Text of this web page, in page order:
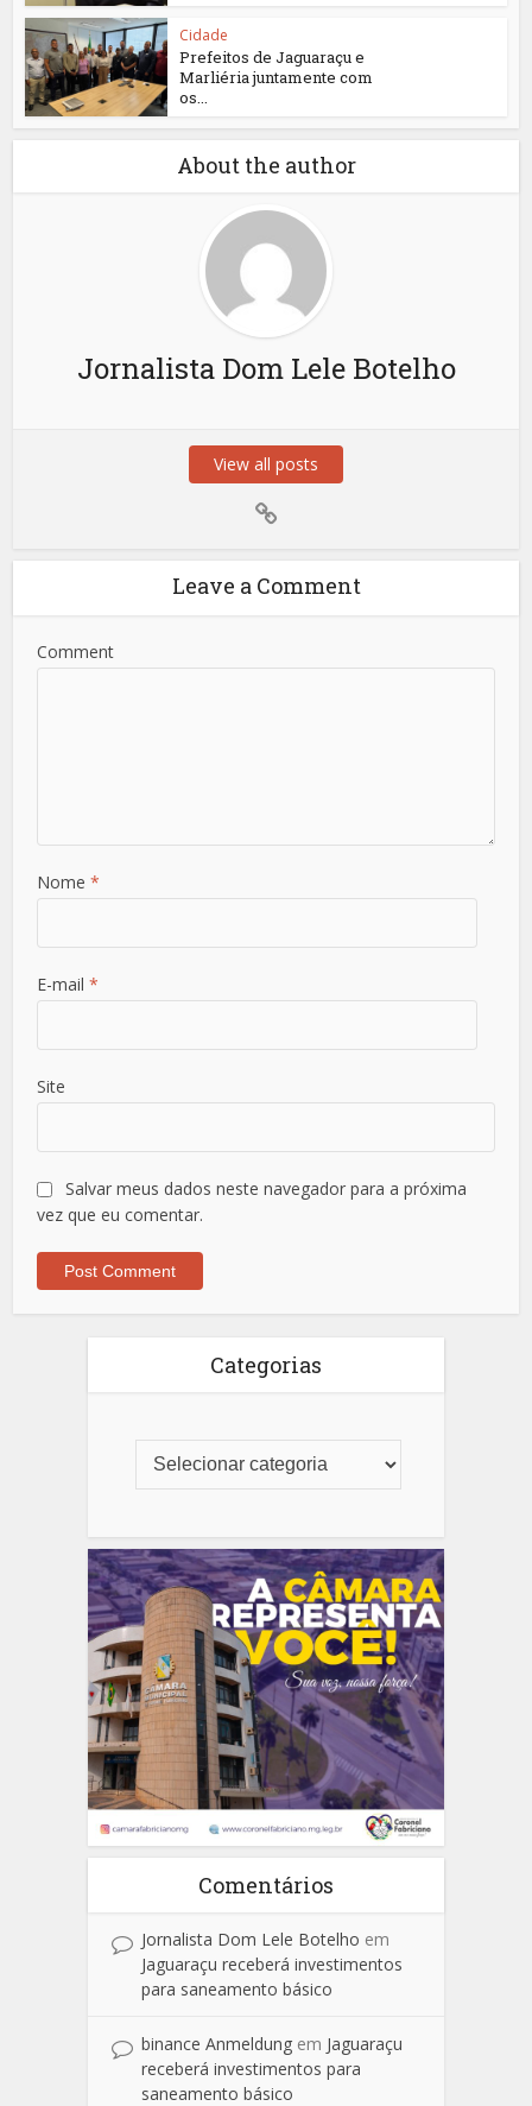
Cidade
Prefeitos de Jaguaraçu e
Marliéria juntamente com
os...
About the author
Jornalista Dom Lele Botelho
View all posts
Leave a Comment
Comment
Nome*
E-mail*
Site
Salvar meus dados neste navegador para a próxima
vez que eu comentar.
Categorias
Comentários
Jornalista Dom Lele Botelho em
Jaguaraçu receberá investimentos
para saneamento básico
binance Anmeldung em Jaguaraçu
receberá investimentos para
saneamento básico